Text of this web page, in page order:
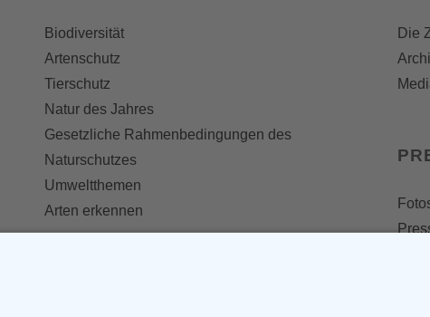
Biodiversität
Artenschutz
Tierschutz
Natur des Jahres
Gesetzliche Rahmenbedingungen des
Naturschutzes
Umweltthemen
Arten erkennen
Die